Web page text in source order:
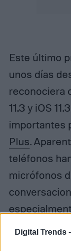
Digital Trends -
Este último
unos días
reconociera
11.3 y iOS
importantes
Plus.
teléfonos
micrófonos
solución no